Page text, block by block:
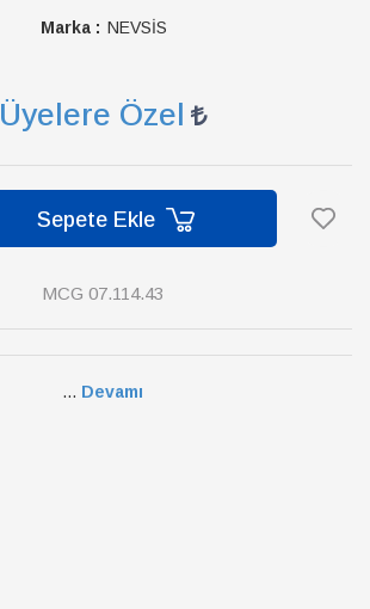
Marka : NEVSİS
Üyelere Özel
Sepete Ekle
MCG 07.114.43
... Devamı